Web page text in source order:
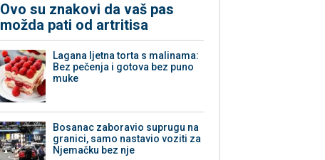
Ovo su znakovi da vaš pas
možda pati od artritisa
Lagana ljetna torta s malinama:
Bez pečenja i gotova bez puno
muke
Bosanac zaboravio suprugu na
granici, samo nastavio voziti za
Njemačku bez nje